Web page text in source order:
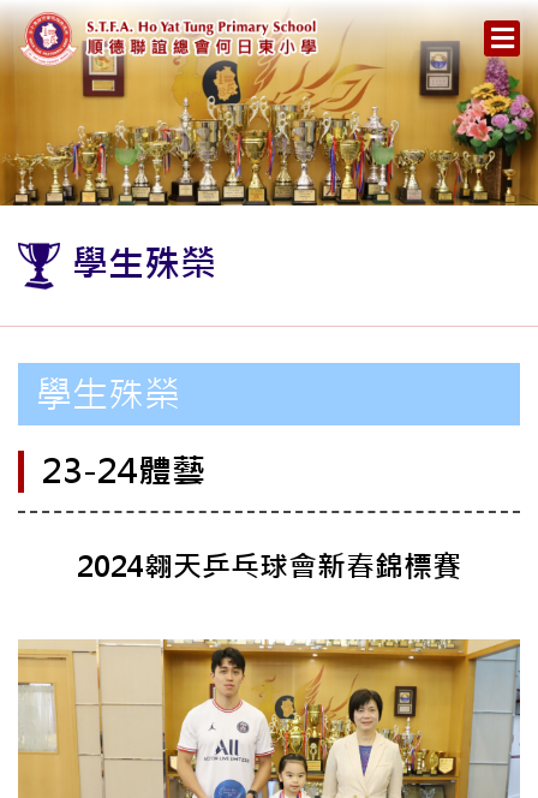
學生殊榮
學生殊榮
23-24體藝
2024翱天乒乓球會新春錦標賽